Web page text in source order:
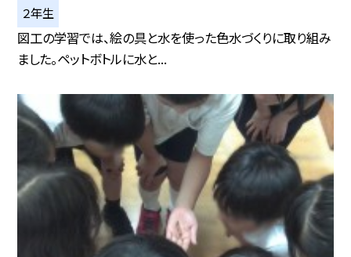
２年生
図工の学習では、絵の具と水を使った色水づくりに取り組み
ました。ペットボトルに水と...